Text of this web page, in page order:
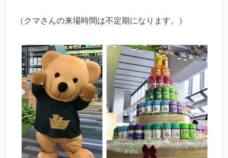
（クマさんの来場時間は不定期になります。）